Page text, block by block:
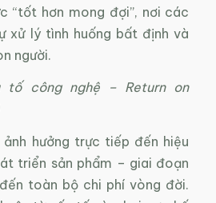
“tốt hơn mong đợi”, nơi các
xử lý tình huống bất định và
người.
tố công nghệ – Return on
hưởng trực tiếp đến hiệu
triển sản phẩm – giai đoạn
toàn bộ chi phí vòng đời.